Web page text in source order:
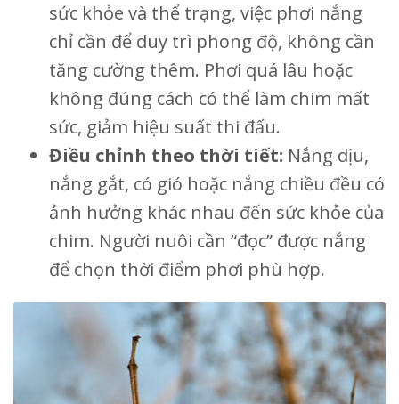
sức khỏe và thể trạng, việc phơi nắng
chỉ cần để duy trì phong độ, không cần
tăng cường thêm. Phơi quá lâu hoặc
không đúng cách có thể làm chim mất
sức, giảm hiệu suất thi đấu.
Điều chỉnh theo thời tiết: Nắng dịu,
nắng gắt, có gió hoặc nắng chiều đều có
ảnh hưởng khác nhau đến sức khỏe của
chim. Người nuôi cần “đọc” được nắng
để chọn thời điểm phơi phù hợp.